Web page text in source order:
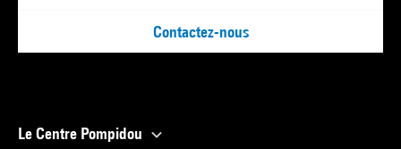
Contactez-nous
Le Centre Pompidou